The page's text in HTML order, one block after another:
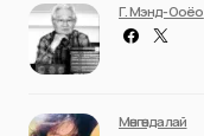
Г. Мэнд-Ооёо
Мөнгөндалай